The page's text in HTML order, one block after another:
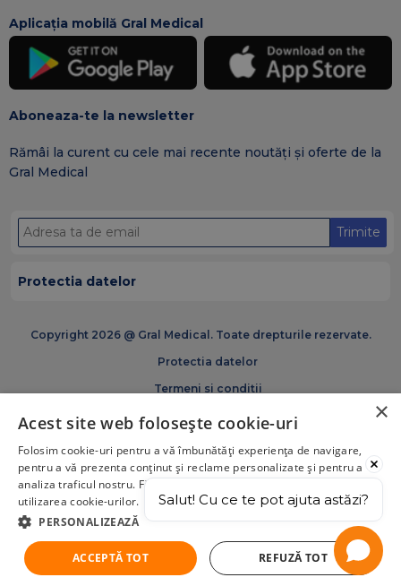
Aplicația mobilă Gral Medical
Aboneaza-te la newsletter
Rămâi la curent cu cele mai recente noutăți și oferte de la
Gral Medical
Trimite
Protectia datelor
Copyright 2026 @ Gral Medical. Toate drepturile rezervate.
Protectia datelor
Termeni si conditii
Politica de cookies
Salut! Cu ce te pot ajuta astăzi?
×
Acest site web folosește cookie-uri
Folosim cookie-uri pentru a vă îmbunătăți experiența de navigare,
pentru a vă prezenta conținut și reclame personalizate și pentru a
analiza traficul nostru. Făcând click pe „Acceptă tot”, acceptați
utilizarea cookie-urilor.
PERSONALIZEAZĂ
ACCEPTĂ TOT REFUZĂ TOT